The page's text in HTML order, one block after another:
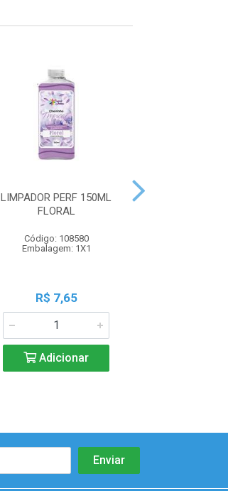
LIMPADOR PERF 150ML
FLORAL
Código: 108580
Embalagem: 1X1
R$ 7,65
Adicionar